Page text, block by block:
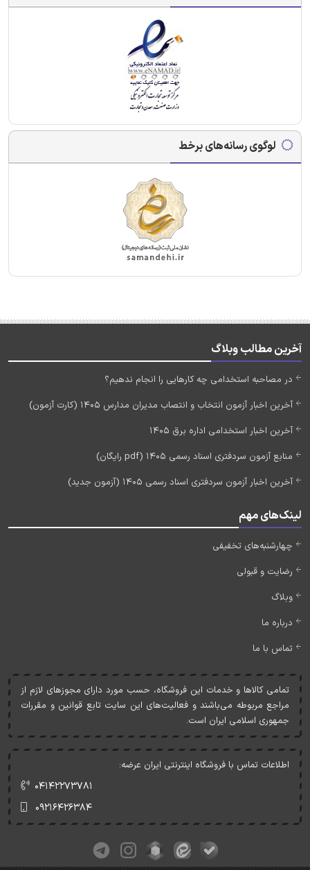
لوگوی رسانه‌های برخط
آخرین مطالب وبلاگ
در مصاحبه استخدامی چه کارهایی را انجام ندهیم؟
آخرین اخبار آزمون انتخاب و انتصاب مدیران مدارس 1405 (کارت آزمون)
آخرین اخبار استخدامی اداره برق 1405
منابع آزمون سردفتری اسناد رسمی 1405 (pdf رایگان)
آخرین اخبار آزمون سردفتری اسناد رسمی 1405 (آزمون جدید)
لینک‌های مهم
چهارشنبه‌های تخفیفی
رضایت و قبولی
وبلاگ
درباره ما
تماس با ما
تمامی کالاها و خدمات اين فروشگاه، حسب مورد دارای مجوزهای لازم از
مراجع مربوطه می‌باشند و فعاليت‌های اين سايت تابع قوانين و مقررات
جمهوری اسلامی ايران است.
اطلاعات تماس با فروشگاه اینترنتی ایران عرضه:
۰۴۱۴۲۲۷۳۷۸۱
۰۹۲۱۶۴۲۶۳۸۴